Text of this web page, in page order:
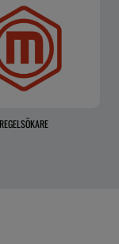
REGELSÖKARE